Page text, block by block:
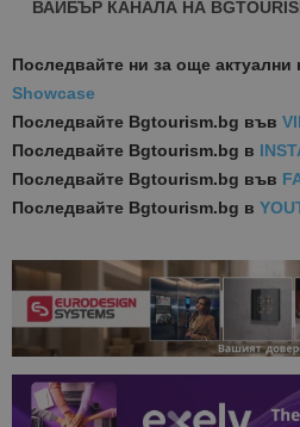
ВАЙБЪР КАНАЛА НА
Последвайте ни за още актуални
Showcase
Последвайте Bgtourism.bg във
Последвайте Bgtourism.bg в
Последвайте Bgtourism.bg във
Последвайте Bgtourism.bg в